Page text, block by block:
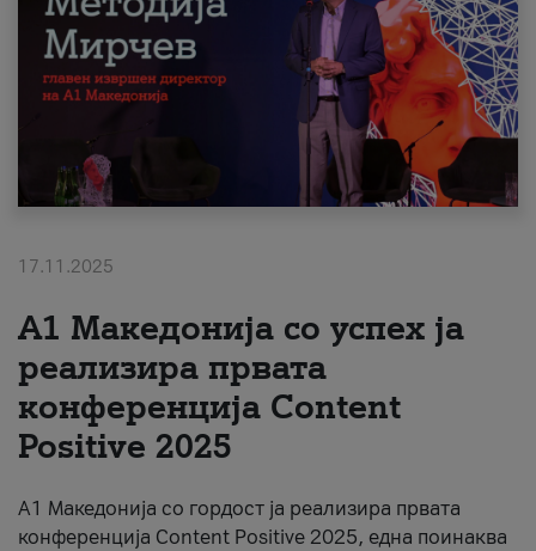
Приватни Деловни
Поддршка
Надополни кредит
#ПодобарОнлајн
17.11.2025
А1 Македонија со успех ја
реализира првата
конференција Content
Positive 2025
А1 Македонија со гордост ја реализира првата
конференција Content Positive 2025, една поинаква